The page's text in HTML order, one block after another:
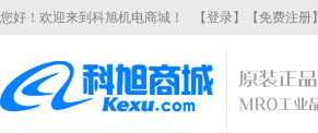
您好！欢迎来到科旭机电商城！ 【登录】 【免费注册】